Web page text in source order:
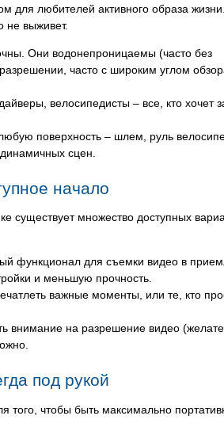
любителей активного образа
не выживет.
Они водонепроницаемы (часто без
часто с широким углом
велосипедисты – все, кто хочет
поверхность – шлем, руль
сцен.
начало
существует множество доступных
функционал для съемки видео в
и меньшую прочность.
важные моменты, или те, кто
внимание на разрешение видео
под рукой
чтобы быть максимально